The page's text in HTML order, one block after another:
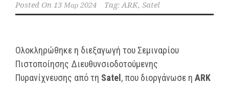
Posted On 13 Μαρ 2024 Tag:ARK, Satel
Ολοκληρώθηκε η διεξαγωγή του Σεμιναρίου
Πιστοποίησης Διευθυνσιοδοτούμενης
Πυρανίχνευσης από τη Satel , που διοργάνωσε η ARK